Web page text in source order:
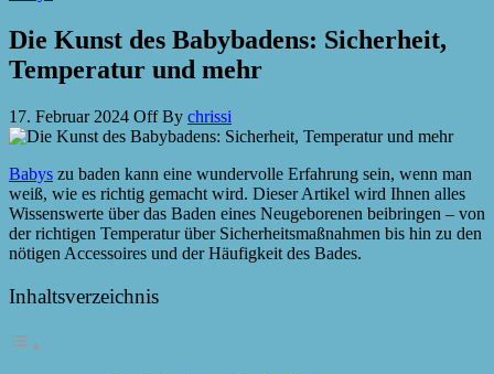
Die Kunst des Babybadens: Sicherheit,
Temperatur und mehr
17. Februar 2024 OffBy chrissi
Babys zu baden kann eine wundervolle Erfahrung sein, wenn man
weiß, wie es richtig gemacht wird. Dieser Artikel wird Ihnen alles
Wissenswerte über das Baden eines Neugeborenen beibringen – von
der richtigen Temperatur über Sicherheitsmaßnahmen bis hin zu den
nötigen Accessoires und der Häufigkeit des Bades.
Inhaltsverzeichnis